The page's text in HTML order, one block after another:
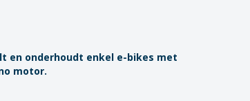
en onderhoudt enkel e-bikes met
motor.